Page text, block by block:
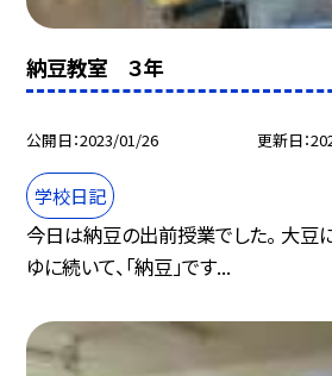
納豆教室 ３年
公開日 2023/01/26 更新日
学校日記
今日は納豆の出前授業でした。 大豆
ゆに続いて、「納豆」です...